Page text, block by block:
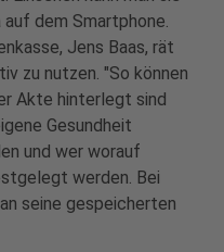
dem Smartphone.
Jens Baas, rät
zu nutzen. "So können
Akte hinterlegt sind
Gesundheit
und wer worauf
werden. Bei
seine gespeicherten